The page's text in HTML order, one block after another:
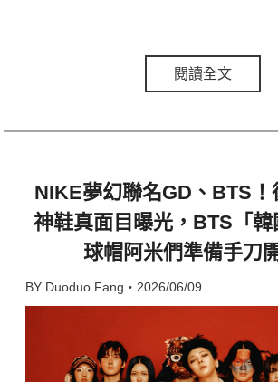
閱讀全文
NIKE夢幻聯名GD、BTS！
神鞋真面目曝光，BTS「
球帽阿米們準備手刀
BY Duoduo Fang・2026/06/09